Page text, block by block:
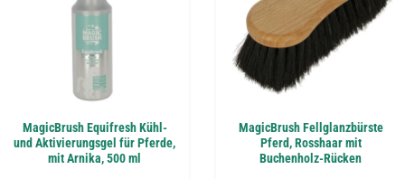
MagicBrush Equifresh Kühl-
und Aktivierungsgel für Pferde,
mit Arnika, 500 ml
MagicBrush Fellglanzbürste
Pferd, Rosshaar mit
Buchenholz-Rücken